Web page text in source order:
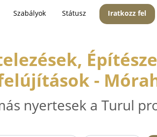
Szabályok Státusz Iratkozz fel
-
nyertesek a Turul